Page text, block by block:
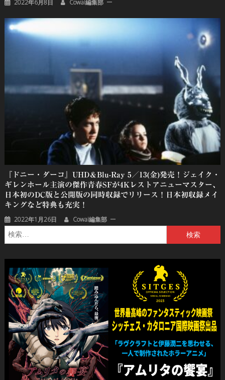
2022年6月8日 Cowai編集部
『ドニー・ダーコ』UHD＆Blu-Ray 5／13(金)発売！ジェイク・
ギレンホール主演の傑作青春SFが4Kレストアニューマスター、
日本初のDC版と公開版の同時収録でリリース！日本初収録メイ
キングなど特典も充実！
2022年1月26日 Cowai編集部
索: